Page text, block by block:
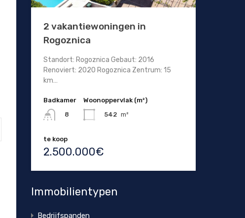
2 vakantiewoningen in
Rogoznica
Standort: Rogoznica Gebaut: 2016
Renoviert: 2020 Rogoznica Zentrum: 15
km…
Badkamer
8
Woonoppervlak (m²)
542 m²
te koop
2.500.000€
Immobilientypen
Bedrijfspanden